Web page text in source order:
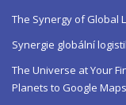
The Synergy of Global
Synergie globální
The Universe at Your
Planets to Google Maps